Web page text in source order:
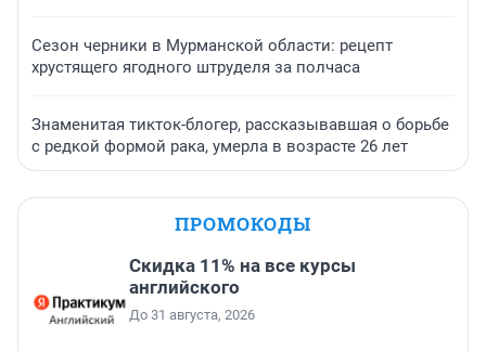
Сезон черники в Мурманской области: рецепт
хрустящего ягодного штруделя за полчаса
Знаменитая тикток-блогер, рассказывавшая о борьбе
с редкой формой рака, умерла в возрасте 26 лет
ПРОМОКОДЫ
Скидка 11% на все курсы
английского
До 31 августа, 2026